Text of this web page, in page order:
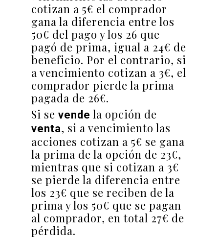
cotizan a 5€ el comprador
gana la diferencia entre los
50€ del pago y los 26 que
pagó de prima, igual a 24€ de
beneficio. Por el contrario, si
a vencimiento cotizan a 3€, el
comprador pierde la prima
pagada de 26€.
Si se vende la opción de
venta, si a vencimiento las
acciones cotizan a 5€ se gana
la prima de la opción de 23€,
mientras que si cotizan a 3€
se pierde la diferencia entre
los 23€ que se reciben de la
prima y los 50€ que se pagan
al comprador, en total 27€ de
pérdida.